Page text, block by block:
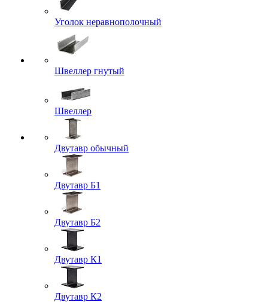
Уголок неравнополочный
Швеллер гнутый
Швеллер
Двутавр обычный
Двутавр Б1
Двутавр Б2
Двутавр К1
Двутавр К2